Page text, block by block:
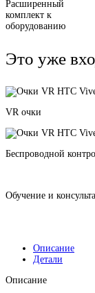
Расширенный
комплект к
оборудованию
Это уже
VR очки
Беспроводной
Обучение и
Описание
Детали
Описание